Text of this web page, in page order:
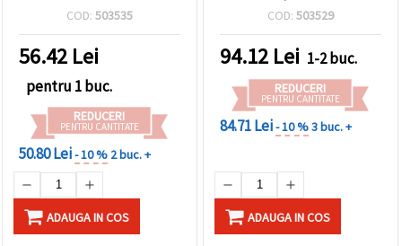
COD: 503535
56.42 Lei
pentru 1 buc.
REDUCERI
PENTRU CANTITATE
50.80 Lei- 10 % 2 buc. +
ADAUGA IN COS
dimensiuni
COD: 503529
94.12 Lei 1-2 buc.
REDUCERI
PENTRU CANTITATE
84.71 Lei- 10 %3 buc. +
ADAUGA IN COS